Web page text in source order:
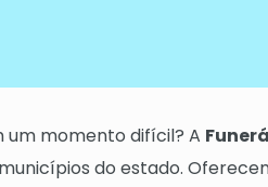
um momento difícil? A
do estado.